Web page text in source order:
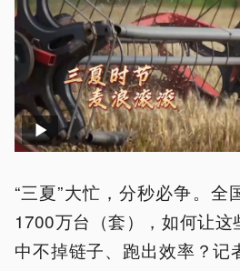
“三夏”大忙，分秒必争。全
1700万台（套），如何让
中不掉链子、跑出效率？记